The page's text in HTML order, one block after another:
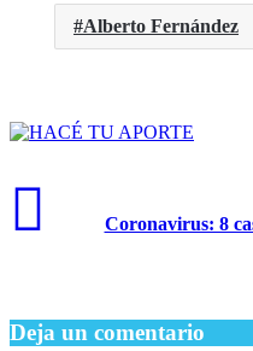
Alberto Fernández
Coronavirus: 8
Deja un comentario